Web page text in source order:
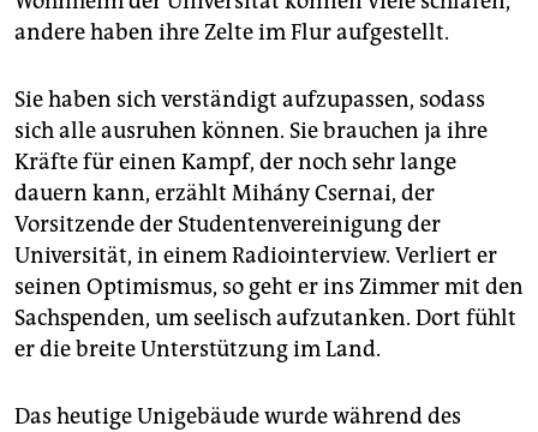
andere haben ihre Zelte im Flur aufgestellt.
Sie haben sich verständigt aufzupassen, sodass
sich alle ausruhen können. Sie brauchen ja ihre
Kräfte für einen Kampf, der noch sehr lange
dauern kann, erzählt Mihány Csernai, der
Vorsitzende der Studentenvereinigung der
Universität, in einem Radiointerview. Verliert er
seinen Optimismus, so geht er ins Zimmer mit den
Sachspenden, um seelisch aufzutanken. Dort fühlt
er die breite Unterstützung im Land.
Das heutige Unigebäude wurde während des